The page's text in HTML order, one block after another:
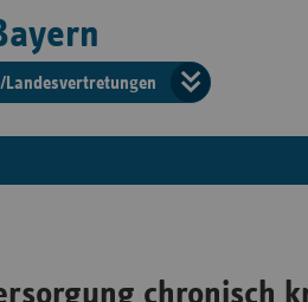
der
chronisch